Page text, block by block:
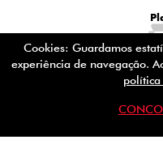
Cookies: Guardamos
experiência de navegação.